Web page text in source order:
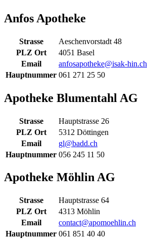
Anfos Apotheke
Strasse
Aeschenvorstadt 48
PLZ Ort
4051 Basel
Email
anfosapotheke@isak-hin.ch
Hauptnummer 061 271 25 50
Apotheke Blumentahl AG
Strasse
Hauptstrasse 26
PLZ Ort
5312 Döttingen
Email
gl@badd.ch
Hauptnummer 056 245 11 50
Apotheke Möhlin AG
Strasse
Hauptstrasse 64
PLZ Ort
4313 Möhlin
Email
contact@apomoehlin.ch
Hauptnummer 061 851 40 40